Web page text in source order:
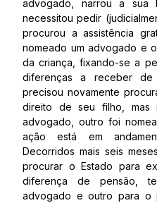
advogado, narrou a sua
necessitou pedir
procurou a assistência
nomeado um advogado e
da criança, fixando-se a
diferenças a receber de
precisou novamente
direito de seu filho, mas
advogado, outro foi
ação está em
Decorridos mais seis
procurar o Estado para
diferença de pensão,
advogado e outro para o